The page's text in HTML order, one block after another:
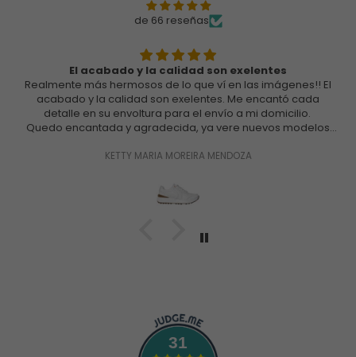
de 66 reseñas
El acabado y la calidad son exelentes
Realmente más hermosos de lo que ví en las imágenes!! El
acabado y la calidad son exelentes. Me encantó cada
detalle en su envoltura para el envío a mi domicilio.
Quedo encantada y agradecida, ya vere nuevos modelos
Gracias
KETTY MARIA MOREIRA MENDOZA
31